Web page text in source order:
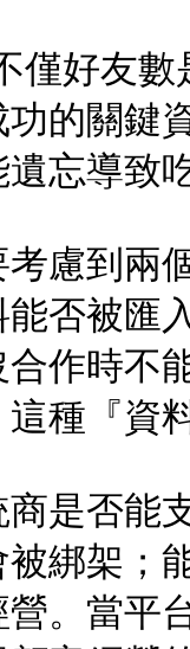
僅好友
的關鍵
忘導致
慮到兩
否被匯
作時不
種『資
是否能
綁架；
。當平